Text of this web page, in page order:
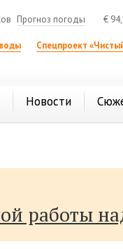
Прогноз погоды €
Спецпроект
Новости
работы